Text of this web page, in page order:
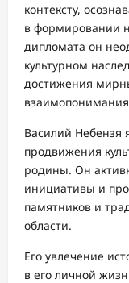
контексту,
в формировании
дипломата он
культурном
достижения
Василий Небензя
продвижения
родины. Он
инициативы и
памятников и
области.
Его увлечение
в его личной